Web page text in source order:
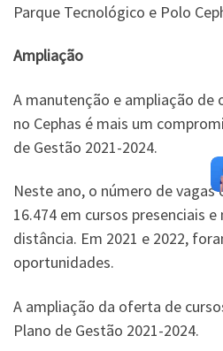
Parque Tecnológico e Polo
Ampliação
A manutenção e ampliação de
no Cephas é mais um
de Gestão 2021-2024.
Neste ano, o número de vagas
16.474 em cursos presenciais
distância. Em 2021 e 2022,
oportunidades.
A ampliação da oferta de
Plano de Gestão 2021-2024.